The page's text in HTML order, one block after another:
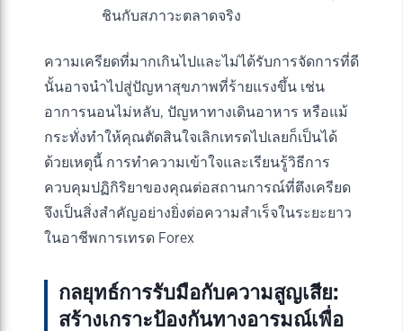
ชินกับสภาวะตลาดจริง
ความเครียดที่มากเกินไปและไม่ได้รับการจัดการที่ดี
นั้นอาจนำไปสู่ปัญหาสุขภาพที่ร้ายแรงขึ้น เช่น
อาการนอนไม่หลับ, ปัญหาทางเดินอาหาร หรือแม้
กระทั่งทำให้คุณตัดสินใจเลิกเทรดไปเลยก็เป็นได้
ด้วยเหตุนี้ การทำความเข้าใจและเรียนรู้วิธีการ
ควบคุมปฏิกิริยาของคุณต่อสถานการณ์ที่ตึงเครียด
จึงเป็นสิ่งสำคัญอย่างยิ่งต่อความสำเร็จในระยะยาว
ในอาชีพการเทรด Forex
กลยุทธ์การรับมือกับความสูญเสีย:
สร้างเกราะป้องกันทางอารมณ์เพื่อ